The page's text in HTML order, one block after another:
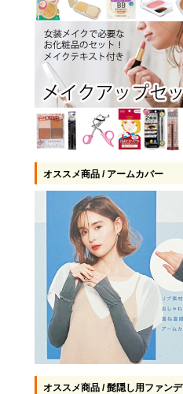
オススメ商品 / アームカバー
オススメ商品 / 髭隠し用ファンデ